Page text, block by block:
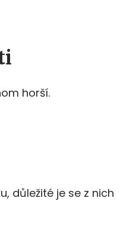
horší.
důležité je se z nich